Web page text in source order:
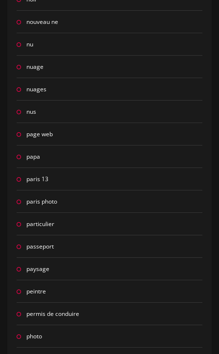
nouveau ne
nu
nuage
nuages
nus
page web
papa
paris 13
paris photo
particulier
passeport
paysage
peintre
permis de conduire
photo